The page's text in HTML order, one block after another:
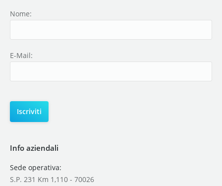
Nome:
E-Mail:
Info aziendali
Sede operativa:
S.P. 231 Km 1,110 - 70026